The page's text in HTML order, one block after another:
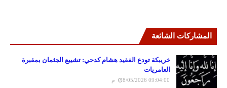
المشاركات الشائعة
خريبكة تودع الفقيد هشام كدحي: تشييع الجثمان بمقبرة
العامريات
8/05/2026 09:04:00 م